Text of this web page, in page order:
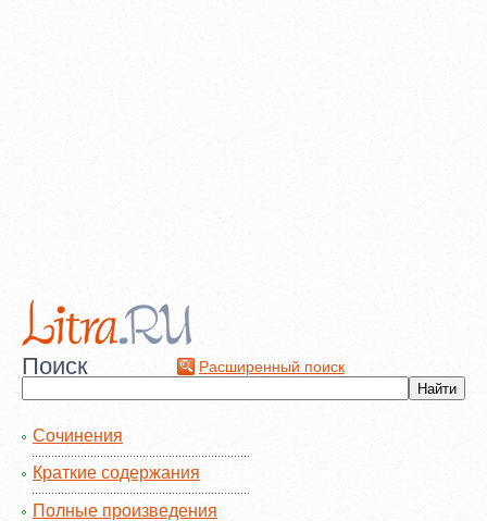
Поиск Расширенный поиск
Сочинения
Краткие содержания
Полные произведения